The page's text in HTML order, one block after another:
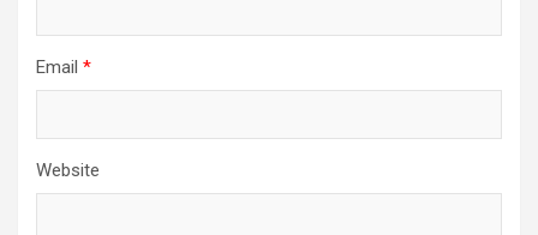
Email *
Website